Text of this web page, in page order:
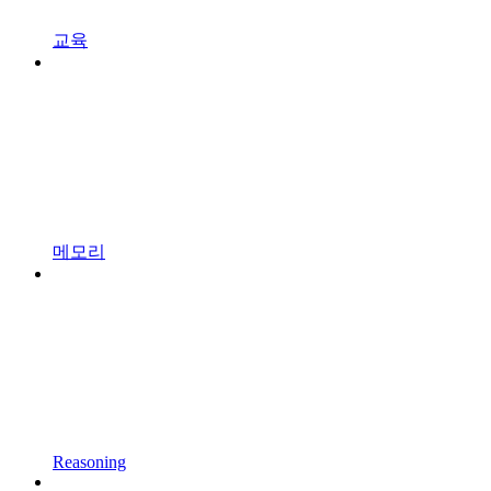
교육
메모리
Reasoning